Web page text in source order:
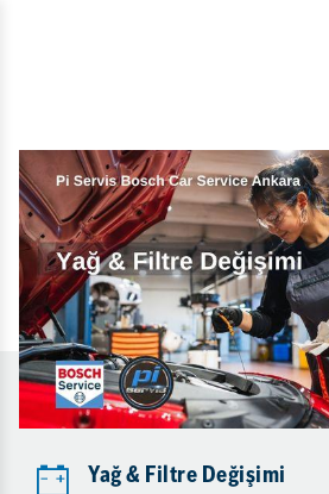
Yağ & Filtre Değişimi